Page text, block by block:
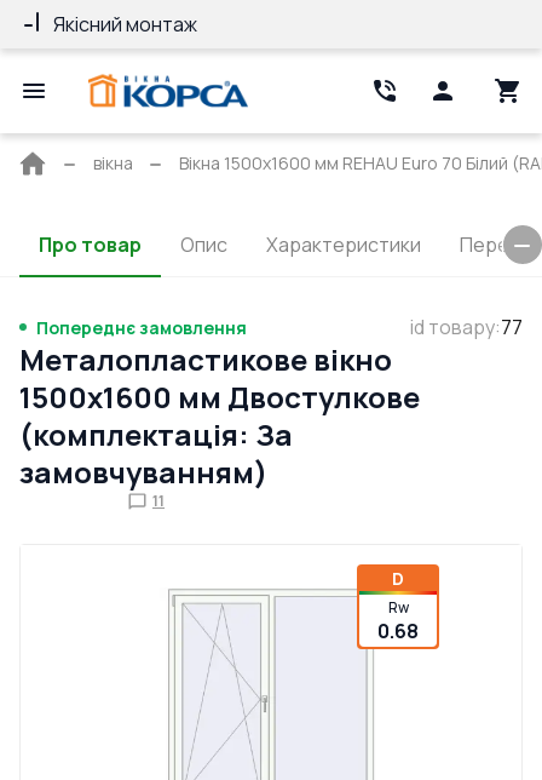
Якісний монтаж
Головна
вікна Вікна 1500x1600 мм REHAU Euro 70 Білий
Про товар Опис Характеристики
Попереднє замовлення id товару:77
Металопластикове вікно
1500x1600 мм Двостулкове
(комплектація: За
замовчуванням)
11
D
Rw
0.68